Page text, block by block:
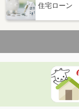
住宅ローン